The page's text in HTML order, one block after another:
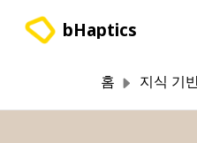
bHaptics
홈 지식 기